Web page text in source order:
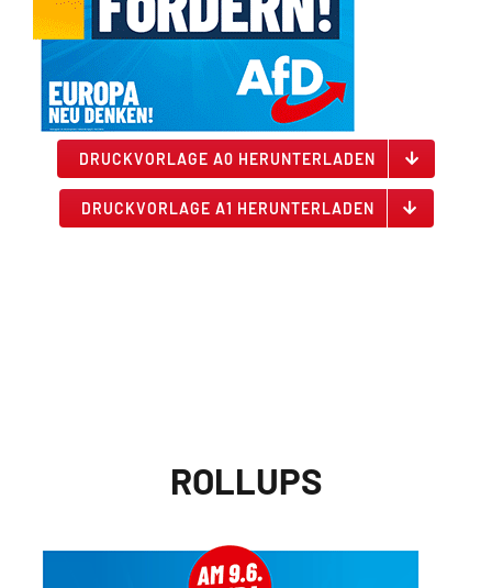
DRUCKVORLAGE A0 HERUNTERLADEN
DRUCKVORLAGE A1 HERUNTERLADEN
ROLLUPS